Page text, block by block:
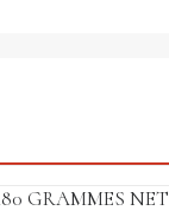
GRAMMES NET